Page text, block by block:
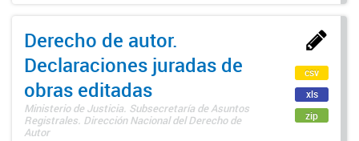
Derecho de autor.
Declaraciones juradas de
obras editadas
Ministerio de Justicia. Subsecretaría de Asuntos
Registrales. Dirección Nacional del Derecho de
Autor
csv
xls
zip